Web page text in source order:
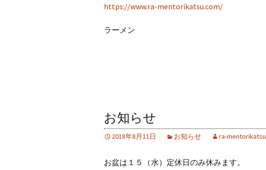
https://www.ra-mentorikatsu.com/
ラーメン
お知らせ
2018年8月11日 お知らせ ra-mentorikatsu
お盆は１５（水）定休日のみ休みます。